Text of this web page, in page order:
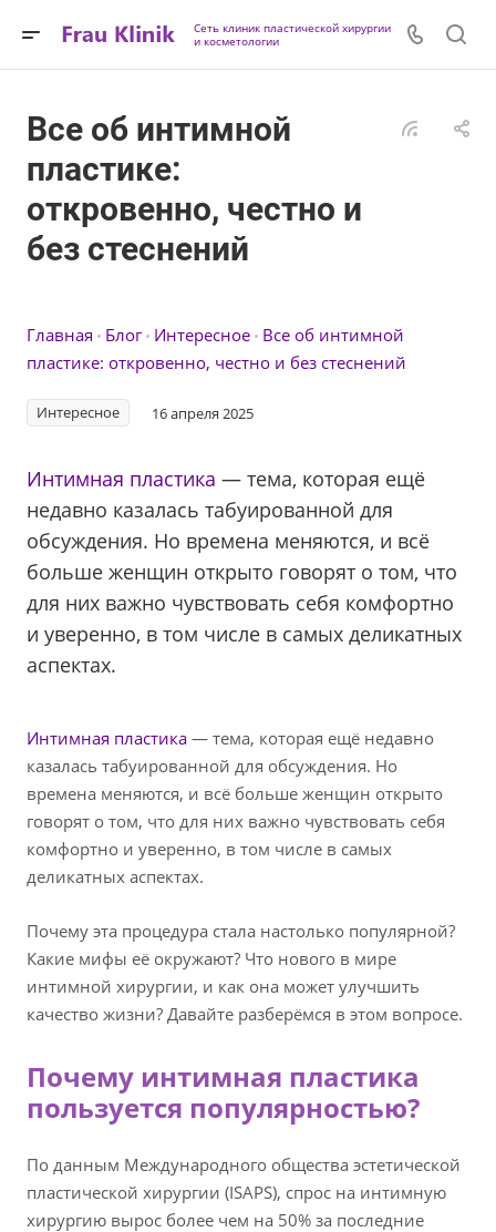
Сеть клиник пластической хирургии
и косметологии
Все об интимной
пластике:
откровенно, честно и
без стеснений
Главная Блог Интересное Все об интимной
пластике: откровенно, честно и без стеснений
Интересное 16 апреля 2025
Интимная пластика — тема, которая ещё
недавно казалась табуированной для
обсуждения. Но времена меняются, и всё
больше женщин открыто говорят о том, что
для них важно чувствовать себя комфортно
и уверенно, в том числе в самых деликатных
аспектах.
Интимная пластика — тема, которая ещё недавно
казалась табуированной для обсуждения. Но
времена меняются, и всё больше женщин открыто
говорят о том, что для них важно чувствовать себя
комфортно и уверенно, в том числе в самых
деликатных аспектах.
Почему эта процедура стала настолько популярной?
Какие мифы её окружают? Что нового в мире
интимной хирургии, и как она может улучшить
качество жизни? Давайте разберёмся в этом вопросе.
Почему интимная пластика
пользуется популярностью?
По данным Международного общества эстетической
пластической хирургии (ISAPS), спрос на интимную
хирургию вырос более чем на 50% за последние